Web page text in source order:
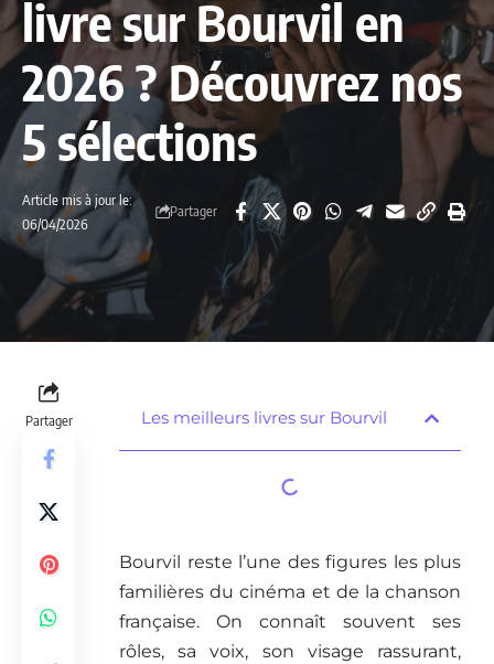
livre sur Bourvil en
2026 ? Découvrez nos
5 sélections
Article mis à jour le:
06/04/2026
Partager
Partager Les meilleurs livres sur Bourvil
Bourvil reste l’une des figures les plus
familières du cinéma et de la chanson
française. On connaît souvent ses
rôles, sa voix, son visage rassurant,